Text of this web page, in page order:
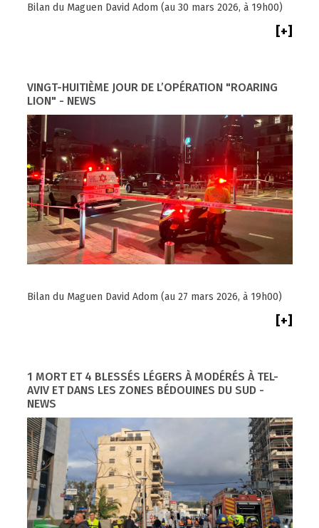
Bilan du Maguen David Adom (au 30 mars 2026, à 19h00)
[+]
VINGT-HUITIÈME JOUR DE L’OPÉRATION "ROARING
LION" - NEWS
Bilan du Maguen David Adom (au 27 mars 2026, à 19h00)
[+]
1 MORT ET 4 BLESSÉS LÉGERS À MODÉRÉS À TEL-
AVIV ET DANS LES ZONES BÉDOUINES DU SUD -
NEWS